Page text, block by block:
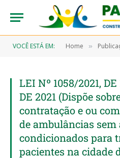
VOCÊ ESTÁ EM: Home »
LEI Nº 1058/2021, DE
DE 2021 (Dispõe
contratação e ou
de ambulâncias sem
condicionados para
pacientes na cidade